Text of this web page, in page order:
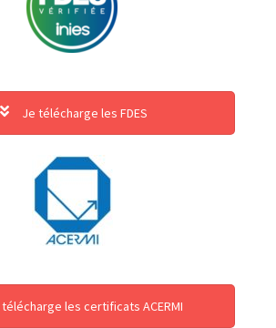
Je télécharge les FDES
les certificats ACERMI